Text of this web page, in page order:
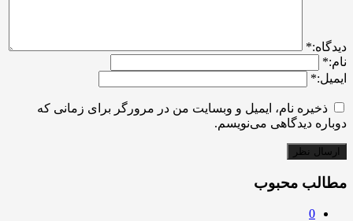
ديدگاه:*
نام:*
ایمیل:*
ذخیره نام، ایمیل و وبسایت من در مرورگر برای زمانی که
دوباره دیدگاهی می‌نویسم.
مطالب محبوب
0